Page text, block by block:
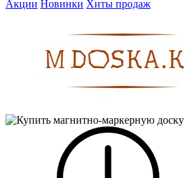
Акции Новинки Хиты продаж